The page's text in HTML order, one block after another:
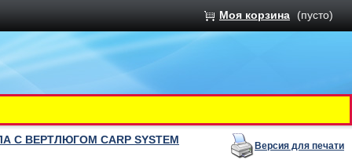
Моя корзина (пусто)
С ВЕРТЛЮГОМ CARP SYSTEM Версия для печати